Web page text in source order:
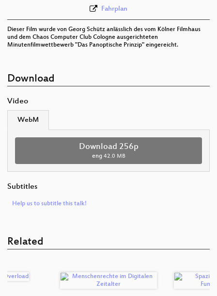
Fahrplan
Dieser Film wurde von Georg Schütz anlässlich des vom Kölner Filmhaus
und dem Chaos Computer Club Cologne ausgerichteten
Minutenfilmwettbewerb "Das Panoptische Prinzip" eingereicht.
Download
Video
WebM
Download 256p
eng 42.0 MB
Subtitles
Help us to subtitle this talk!
Related